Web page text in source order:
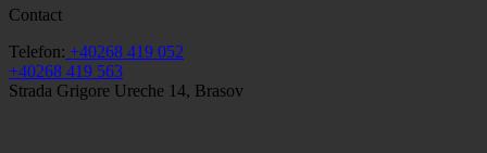
Contact
Telefon: +40268 419 052
+40268 419 563
Strada Grigore Ureche 14, Brasov